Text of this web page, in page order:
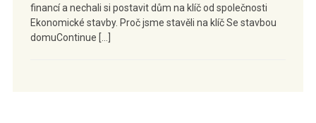
financí a nechali si postavit dům na klíč od společnosti
Ekonomické stavby. Proč jsme stavěli na klíč Se stavbou
domuContinue […]